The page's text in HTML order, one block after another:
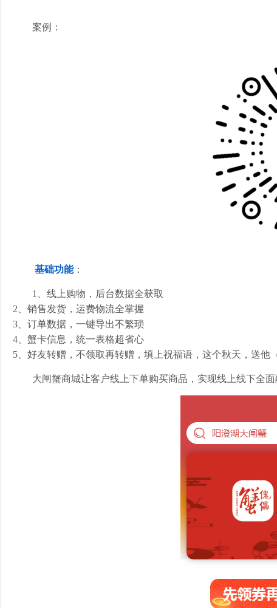
案例：
基础功能：
1、线上购物，后台数据全获取
2、销售发货，运费物流全掌握
3、订单数据，一键导出不繁琐
4、蟹卡信息，统一表格超省心
5、好友转赠，不领取再转赠，填上祝福语，这个秋天，送他
大闸蟹商城让客户线上下单购买商品，实现线上线下全